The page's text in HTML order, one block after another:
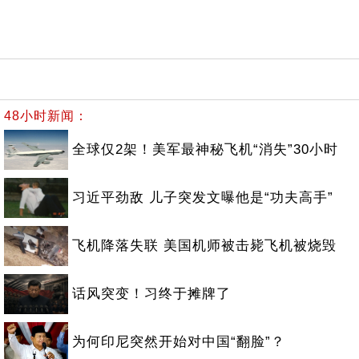
48小时新闻：
全球仅2架！美军最神秘飞机“消失”30小时
习近平劲敌 儿子突发文曝他是“功夫高手”
飞机降落失联 美国机师被击毙飞机被烧毁
话风突变！习终于摊牌了
为何印尼突然开始对中国“翻脸”？